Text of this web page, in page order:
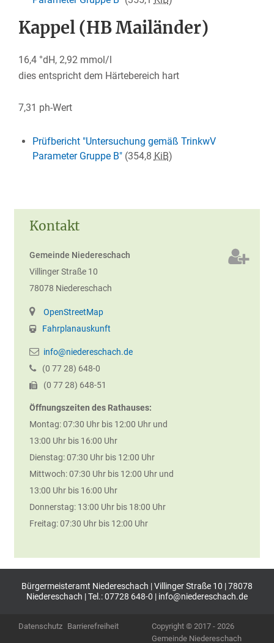
Kontakt
Gemeinde Niedereschach
Villinger Straße 10
78078 Niedereschach
OpenStreetMap
Fahrplanauskunft
info@niedereschach.de
(0 7728) 648-0
(0 7728) 648-51
Öffnungszeiten des Rathauses:
Montag: 07:30 Uhr bis 12:00 Uhr und
13:00 Uhr bis 16:00 Uhr
Dienstag: 07:30 Uhr bis 12:00 Uhr
Mittwoch: 07:30 Uhr bis 12:00 Uhr und
13:00 Uhr bis 16:00 Uhr
Donnerstag: 13:00 Uhr bis 18:00 Uhr
Freitag: 07:30 Uhr bis 12:00 Uhr
Kappel (HB Mailänder)
16,4 °dH, 2,92 mmol/l
dies entspricht dem Härtebereich hart
7,31 ph-Wert
Prüfbericht "Untersuchung gemäß TrinkwV
Parameter Gruppe B"(354,8 KiB)
Bürgermeisteramt Niedereschach | Villinger Straße 10 | 78078
Niedereschach | Tel.: 07728 648-0 | info@niedereschach.de
Datenschutz Barrierefreiheit
Copyright © 2017 - 2026
Gemeinde Niedereschach